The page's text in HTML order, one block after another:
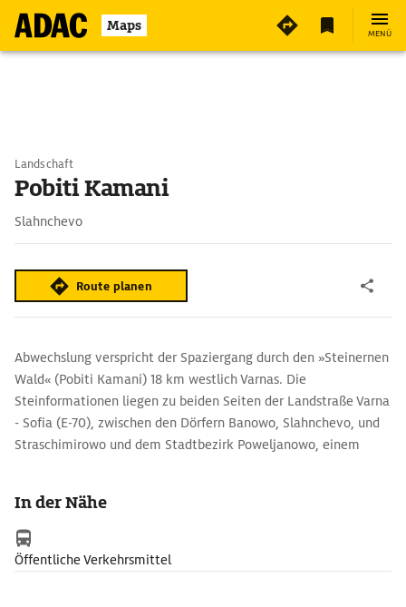
Maps MENÜ
Landschaft
Pobiti Kamani
Slahnchevo
Route planen
Abwechslung verspricht der Spaziergang durch den »Steinernen
Wald« (Pobiti Kamani) 18 km westlich Varnas. Die
Steinformationen liegen zu beiden Seiten der Landstraße Varna
- Sofia (E-70), zwischen den Dörfern Banowo, Slahnchevo, und
Straschimirowo und dem Stadtbezirk Poweljanowo, einem
Naturphänomen. Es sind Steinsäulen von 5 bis 7 m Höhe (einige
bis 10 m Höhe) und einer Dicke von 30 cm bis 3 m, mit ganz
In der Nähe
Öffentliche Verkehrsmittel